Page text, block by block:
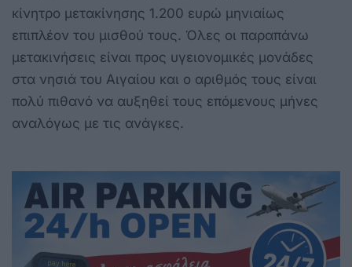
κίνητρο μετακίνησης 1.200 ευρώ μηνιαίως
επιπλέον του μισθού τους. Όλες οι παραπάνω
μετακινήσεις είναι προς υγειονομικές μονάδες
στα νησιά του Αιγαίου και ο αριθμός τους είναι
πολύ πιθανό να αυξηθεί τους επόμενους μήνες
αναλόγως με τις ανάγκες.